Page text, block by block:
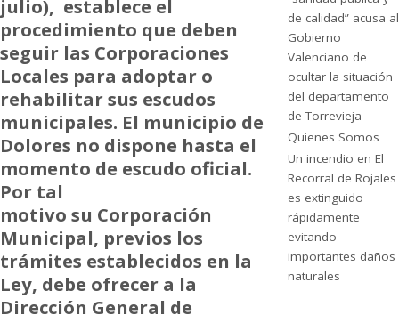
julio), establece el
procedimiento que deben
seguir las Corporaciones
Locales para adoptar o
rehabilitar sus escudos
municipales. El municipio de
Dolores no dispone hasta el
momento de escudo oficial.
Por tal
motivo su Corporación
Municipal, previos los
trámites establecidos en la
Ley, debe ofrecer a la
Dirección General de
de calidad” acusa al
Gobierno
Valenciano de
ocultar la situación
del departamento
de Torrevieja
Quienes Somos
Un incendio en El
Recorral de Rojales
es extinguido
rápidamente
evitando
importantes daños
naturales